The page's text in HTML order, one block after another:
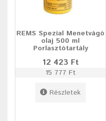
REMS Spezial Menetvágó
olaj 500 ml
Porlasztótartály
12 423 Ft
15 777 Ft
Részletek